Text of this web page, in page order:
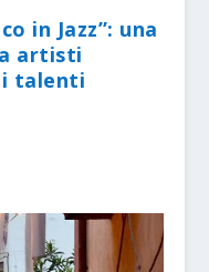
in Jazz”: una
artisti
talenti